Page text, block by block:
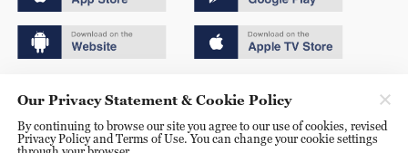
京ICP备20000184号
京公网安备 11010502050052号
Our Privacy Statement & Cookie Policy
By continuing to browse our site you agree to our use of cookies, revised
Privacy Policy and Terms of Use. You can change your cookie settings